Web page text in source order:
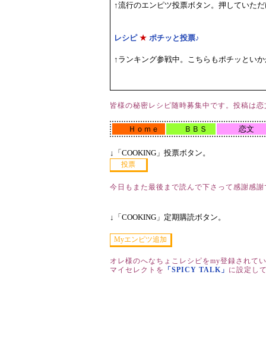
↑流行のエンピツ投票ボタン。押していた
レシピ ★ ポチッと投票♪
↑ランキング参戦中。こちらもポチッとい
皆様の秘密レシピ随時募集中です。投稿は
Ｈｏｍｅ ＢＢＳ 恋文
↓「COOKING」投票ボタン。
今日もまた最後まで読んで下さって感謝感
↓「COOKING」定期購読ボタン。
オレ様のへなちょこレシピをmy登録されて
マイセレクトを
「SPICY TALK」 に設定し